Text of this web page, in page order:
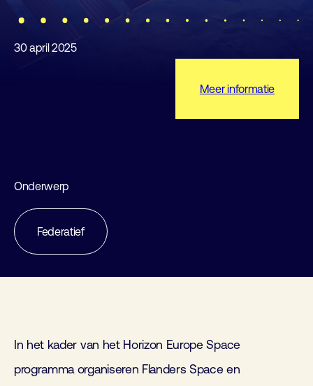
30 april 2025
Meer informatie
Onderwerp
Federatief
In het kader van het Horizon Europe Space
programma organiseren Flanders Space en